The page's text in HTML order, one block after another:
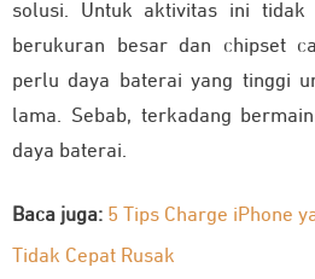
solusi. Untuk aktivitas ini tidak
berukuran besar dan chipset
perlu daya baterai yang tinggi
lama. Sebab, terkadang
daya baterai.
Baca juga: 5 Tips Charge iPhone
Tidak Cepat Rusak